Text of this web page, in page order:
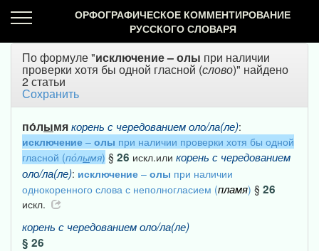
ОРФОГРАФИЧЕСКОЕ КОММЕНТИРОВАНИЕ
РУССКОГО СЛОВАРЯ
По формуле "исключение–олы при наличии
проверки хотя бы одной гласной (слово)" найдено
2 статьи
Сохранить
по́лымякорень с чередованиемоло/ла(ле):
исключение – олы при наличии проверки хотя бы одной
гласной (по́лымя) § 26 искл.или корень с чередованием
оло/ла(ле): исключение – олы при наличии
однокоренного слова с неполногласием (пламя) § 26
искл.
корень с чередованиемоло/ла(ле)
§ 26